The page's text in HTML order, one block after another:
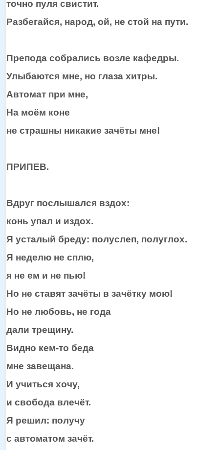
точно пуля свистит.
Разбегайся, народ, ой, не стой на пути.
Препода собрались возле кафедры.
Улыбаются мне, но глаза хитры.
Автомат при мне,
На моём коне
не страшны никакие зачёты мне!
ПРИПЕВ.
Вдруг послышался вздох:
конь упал и издох.
Я усталый бреду: полуслеп, полуглох.
Я неделю не сплю,
я не ем и не пью!
Но не ставят зачёты в зачётку мою!
Но не любовь, не года
дали трещину.
Видно кем-то беда
мне завещана.
И учиться хочу,
и свобода влечёт.
Я решил: получу
с автоматом зачёт.